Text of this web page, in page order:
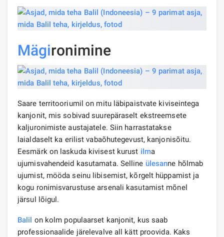
Mägironimine
Saare territooriumil on mitu läbipaistvate kiviseintega
kanjonit, mis sobivad suurepäraselt ekstreemsete
kaljuronimiste austajatele. Siin harrastatakse
laialdaselt ka erilist vabaõhutegevust, kanjonisõitu.
Eesmärk on laskuda kivisest kurust ilma
ujumisvahendeid kasutamata. Selline ülesanne hõlmab
ujumist, mööda seinu libisemist, kõrgelt hüppamist ja
kogu ronimisvarustuse arsenali kasutamist mõnel
järsul lõigul.
Balil on kolm populaarset kanjonit, kus saab
professionaalide järelevalve all kätt proovida. Kaks